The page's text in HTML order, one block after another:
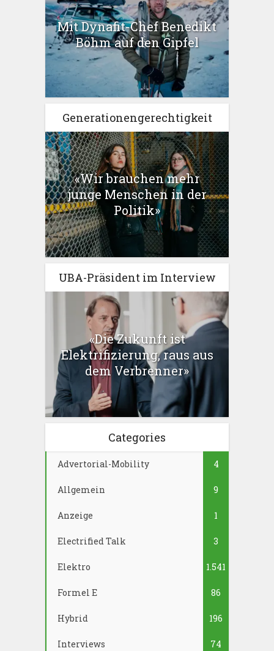
Mit Dynafit-Chef Benedikt
Böhm auf den Gipfel
Generationengerechtigkeit
«Wir brauchen mehr
junge Menschen in der
Politik»
UBA-Präsident im Interview
«Die Zukunft ist
Elektrifizierung, raus aus
dem Verbrenner»
Categories
Advertorial-Mobility 4
Allgemein 9
Anzeige 1
Electrified Talk 3
Elektro 1.541
Formel E 86
Hybrid 196
Interviews 74